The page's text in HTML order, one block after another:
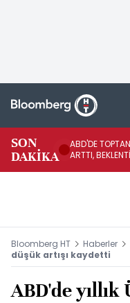
SON
DAKİKA
ABD'DE
ARTTI,
Bloomberg HT Haberler
düşük artışı kaydetti
ABD'de yıllık